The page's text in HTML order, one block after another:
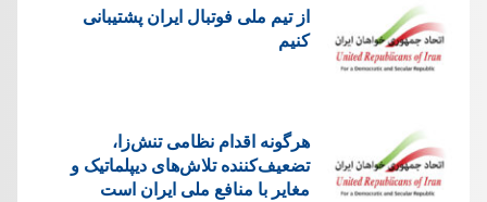
از تیم ملی فوتبال ایران پشتیبانی
کنیم
هرگونه اقدام نظامی تنش‌زا،
تضعیف‌کننده تلاش‌های دیپلماتیک و
مغایر با منافع ملی ایران است